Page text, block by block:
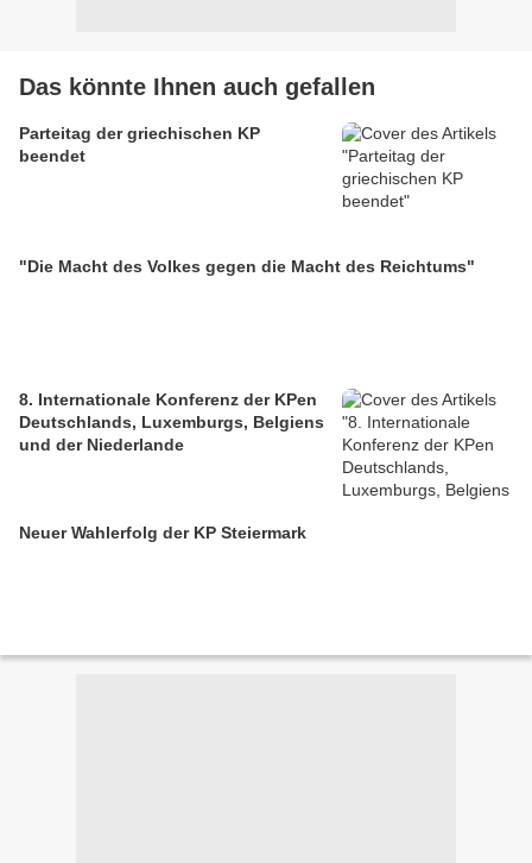
Das könnte Ihnen auch gefallen
Parteitag der griechischen KP
beendet
"Die Macht des Volkes gegen die Macht des Reichtums"
8. Internationale Konferenz der KPen
Deutschlands, Luxemburgs, Belgiens
und der Niederlande
Neuer Wahlerfolg der KP Steiermark